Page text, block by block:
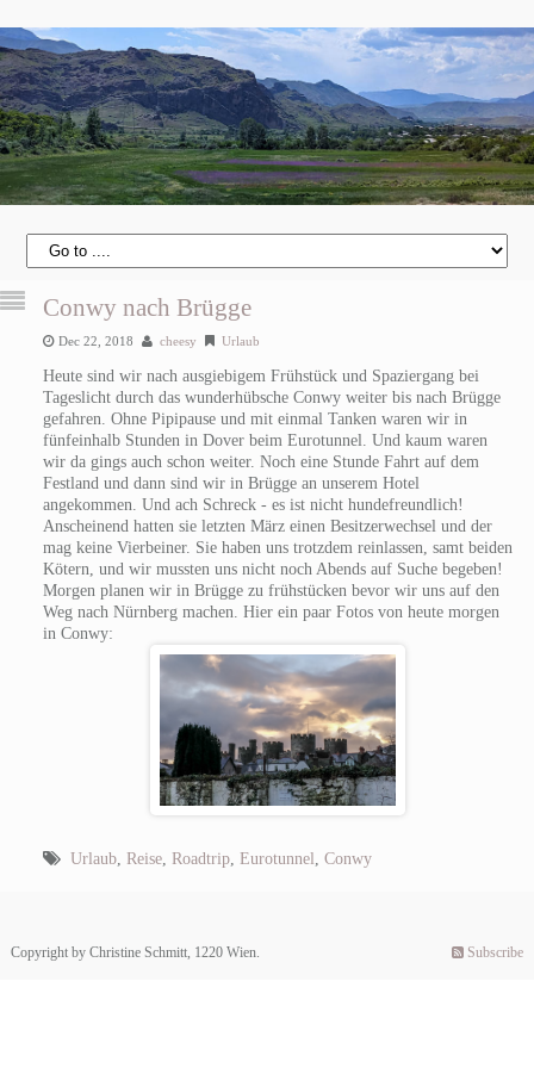
Conwy nach Brügge
Dec 22, 2018 cheesy Urlaub
Heute sind wir nach ausgiebigem Frühstück und Spaziergang bei
Tageslicht durch das wunderhübsche Conwy weiter bis nach Brügge
gefahren. Ohne Pipipause und mit einmal Tanken waren wir in
fünfeinhalb Stunden in Dover beim Eurotunnel. Und kaum waren
wir da gings auch schon weiter. Noch eine Stunde Fahrt auf dem
Festland und dann sind wir in Brügge an unserem Hotel
angekommen. Und ach Schreck - es ist nicht hundefreundlich!
Anscheinend hatten sie letzten März einen Besitzerwechsel und der
mag keine Vierbeiner. Sie haben uns trotzdem reinlassen, samt beiden
Kötern, und wir mussten uns nicht noch Abends auf Suche begeben!
Morgen planen wir in Brügge zu frühstücken bevor wir uns auf den
Weg nach Nürnberg machen. Hier ein paar Fotos von heute morgen
in Conwy:
Urlaub, Reise, Roadtrip, Eurotunnel, Conwy
Copyright by Christine Schmitt, 1220 Wien. Subscribe